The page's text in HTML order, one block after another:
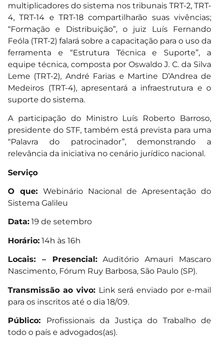
multiplicadores do sistema nos tribunais TRT-2, TRT-
4, TRT-14 e TRT-18 compartilharão suas vivências;
“Formação e Distribuição”, o juiz Luís Fernando
Feóla (TRT-2) falará sobre a capacitação para o uso da
ferramenta e “Estrutura Técnica e Suporte”, a
equipe técnica, composta por Oswaldo J. C. da Silva
Leme (TRT-2), André Farias e Martine D’Andrea de
Medeiros (TRT-4), apresentará a infraestrutura e o
suporte do sistema.
A participação do Ministro Luís Roberto Barroso,
presidente do STF, também está prevista para uma
“Palavra do patrocinador”, demonstrando a
relevância da iniciativa no cenário jurídico nacional.
Serviço
O que: Webinário Nacional de Apresentação do
Sistema Galileu
Data: 19 de setembro
Horário: 14h às 16h
Locais: – Presencial:Auditório Amauri Mascaro
Nascimento, Fórum Ruy Barbosa, São Paulo (SP).
Transmissão ao vivo: Link será enviado por e-mail
para os inscritos até o dia 18/09.
Público: Profissionais da Justiça do Trabalho de
todo o país e advogados(as).